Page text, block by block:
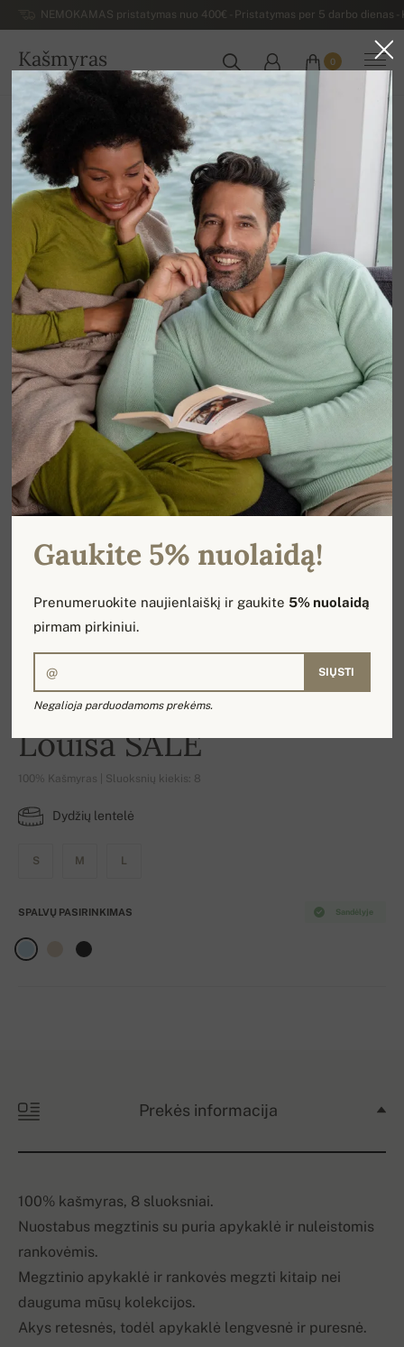
NEMOKAMAS pristatymas nuo 400€ - Pristatymas per 5 darbo dienas
Kašmyras
LIETUVA
0
Atgal
-17%
Louisa SALE
100% Kašmyras | Sluoksnių kiekis: 8
Dydžių lentelė
S M L
Sandėlyje
SPALVŲ PASIRINKIMAS
Prekės informacija
100% kašmyras, 8 sluoksniai.
Nuostabus megztinis su puria apykaklė ir nuleistomis
rankovėmis.
Megztinio apykaklė ir rankovės megzti kitaip nei
dauguma mūsų kolekcijos.
Akys retesnės, todėl apykaklė lengvesnė ir puresnė.
Gaukite 5% nuolaidą!
Prenumeruokite naujienlaiškį ir gaukite5% nuolaidą
pirmam pirkiniui.
SIŲSTI
Negalioja parduodamoms prekėms.